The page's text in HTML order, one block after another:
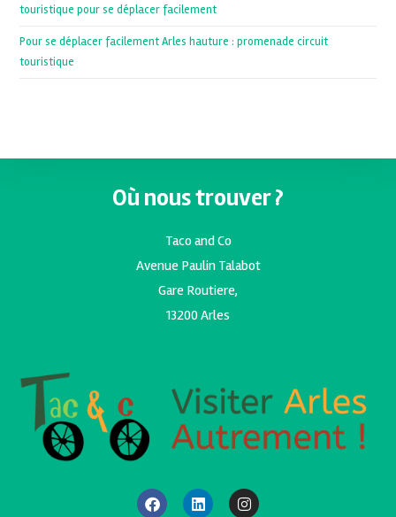
touristique pour se déplacer facilement
Pour se déplacer facilement Arles hauture : promenade circuit
touristique
Où nous trouver ?
Taco and Co
Avenue Paulin Talabot
Gare Routiere,
13200 Arles